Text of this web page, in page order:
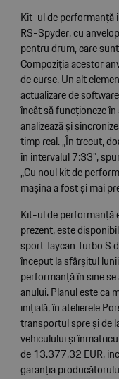
Kit-ul de performanță
RS-Spyder, cu
pentru drum, care
Compoziția acestor
de curse. Un alt
actualizare de
încât să funcționeze
analizează și
timp real. „În trecut,
în intervalul 7:33”,
„Cu noul kit de
mașina a fost și mai
Kit-ul de performanță
prezent, este
sport Taycan Turbo S
început la sfârșitul
performanță în sine
anului. Planul este ca
inițială, în atelierele
transportul spre și de
vehiculului și
de 13.377,32 EUR,
garanția